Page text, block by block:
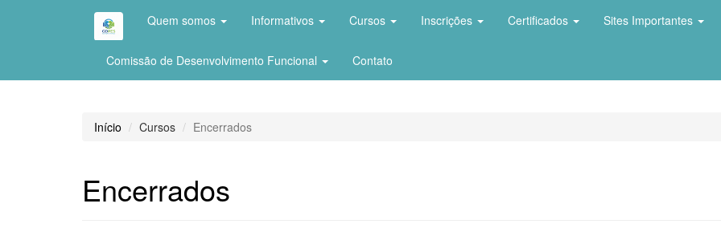
Quem somos Informativos Cursos Inscrições Certificados Sites Importantes
Comissão de Desenvolvimento Funcional Contato
Início Cursos Encerrados
Encerrados